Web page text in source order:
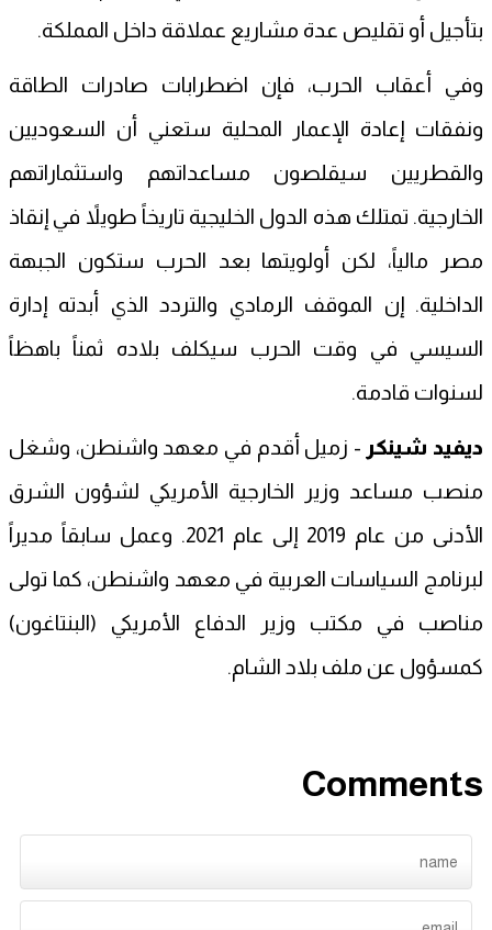
بتأجيل أو تقليص عدة مشاريع عملاقة داخل المملكة.
وفي أعقاب الحرب، فإن اضطرابات صادرات الطاقة
ونفقات إعادة الإعمار المحلية ستعني أن السعوديين
والقطريين سيقلصون مساعداتهم واستثماراتهم
الخارجية. تمتلك هذه الدول الخليجية تاريخاً طويلاً في إنقاذ
مصر مالياً، لكن أولويتها بعد الحرب ستكون الجبهة
الداخلية. إن الموقف الرمادي والتردد الذي أبدته إدارة
السيسي في وقت الحرب سيكلف بلاده ثمناً باهظاً
لسنوات قادمة.
ديفيد شينكر - زميل أقدم في معهد واشنطن، وشغل
منصب مساعد وزير الخارجية الأمريكي لشؤون الشرق
الأدنى من عام 2019 إلى عام 2021. وعمل سابقاً مديراً
لبرنامج السياسات العربية في معهد واشنطن، كما تولى
مناصب في مكتب وزير الدفاع الأمريكي (البنتاغون)
كمسؤول عن ملف بلاد الشام.
Comments